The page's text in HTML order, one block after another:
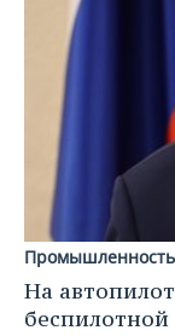
Промышленность
На